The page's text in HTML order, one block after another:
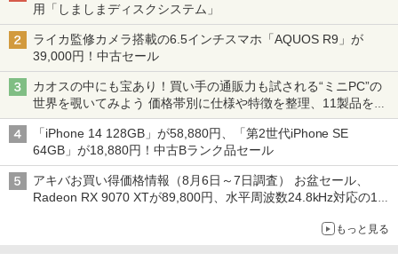
用「しましまディスクシステム」
ライカ監修カメラ搭載の6.5インチスマホ「AQUOS R9」が
39,000円！中古セール
カオスの中にも宝あり！買い手の通販力も試される“ミニPC”の
世界を覗いてみよう 価格帯別に仕様や特徴を整理、11製品をピ
ックアップ text by 石川 ひさよし
「iPhone 14 128GB」が58,880円、「第2世代iPhone SE
64GB」が18,880円！中古Bランク品セール
アキバお買い得価格情報（8月6日～7日調査） お盆セール、
Radeon RX 9070 XTが89,800円、水平周波数24.8kHz対応の17
もっと見る